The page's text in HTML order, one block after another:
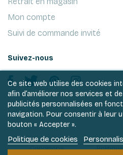
Mon compte
Suivi de commande invité
Suivez-nous
Ce site web utilise des cookies
afin d’améliorer nos services et
publicités personnalisées en
navigation. Pour consentir à leur
bouton « Accepter ».
Politique de cookies
Conditions